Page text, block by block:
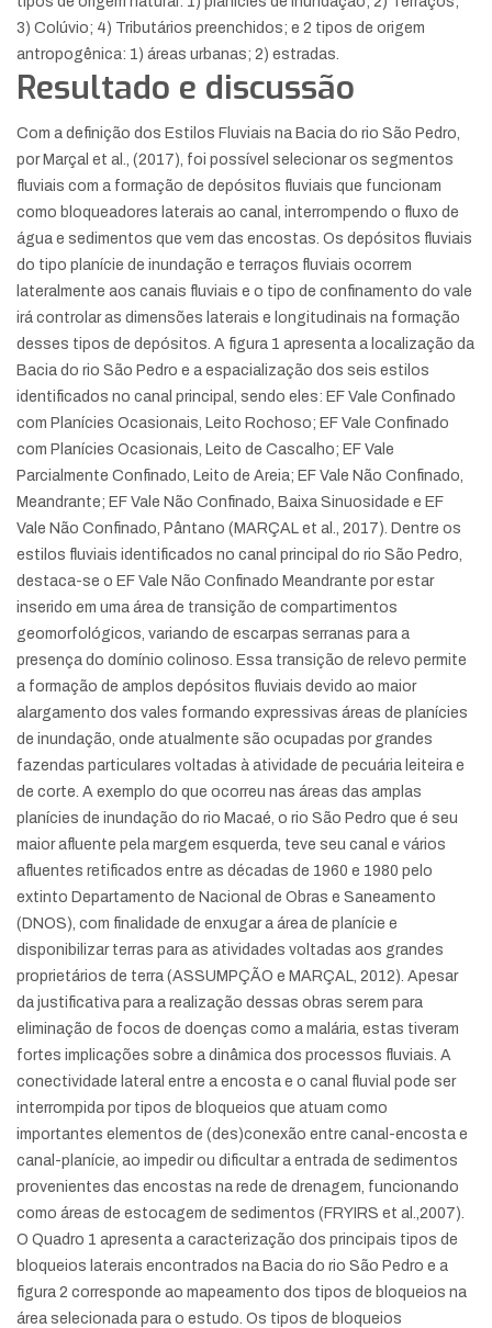
3) Colúvio; 4) Tributários preenchidos; e 2 tipos de origem
antropogênica: 1) áreas urbanas; 2) estradas.
Resultado e discussão
Com a definição dos Estilos Fluviais na Bacia do rio São Pedro,
por Marçal et al., (2017), foi possível selecionar os segmentos
fluviais com a formação de depósitos fluviais que funcionam
como bloqueadores laterais ao canal, interrompendo o fluxo de
água e sedimentos que vem das encostas. Os depósitos fluviais
do tipo planície de inundação e terraços fluviais ocorrem
lateralmente aos canais fluviais e o tipo de confinamento do vale
irá controlar as dimensões laterais e longitudinais na formação
desses tipos de depósitos. A figura 1 apresenta a localização da
Bacia do rio São Pedro e a espacialização dos seis estilos
identificados no canal principal, sendo eles: EF Vale Confinado
com Planícies Ocasionais, Leito Rochoso; EF Vale Confinado
com Planícies Ocasionais, Leito de Cascalho; EF Vale
Parcialmente Confinado, Leito de Areia; EF Vale Não Confinado,
Meandrante; EF Vale Não Confinado, Baixa Sinuosidade e EF
Vale Não Confinado, Pântano (MARÇAL et al., 2017). Dentre os
estilos fluviais identificados no canal principal do rio São Pedro,
destaca-se o EF Vale Não Confinado Meandrante por estar
inserido em uma área de transição de compartimentos
geomorfológicos, variando de escarpas serranas para a
presença do domínio colinoso. Essa transição de relevo permite
a formação de amplos depósitos fluviais devido ao maior
alargamento dos vales formando expressivas áreas de planícies
de inundação, onde atualmente são ocupadas por grandes
fazendas particulares voltadas à atividade de pecuária leiteira e
de corte. A exemplo do que ocorreu nas áreas das amplas
planícies de inundação do rio Macaé, o rio São Pedro que é seu
maior afluente pela margem esquerda, teve seu canal e vários
afluentes retificados entre as décadas de 1960 e 1980 pelo
extinto Departamento de Nacional de Obras e Saneamento
(DNOS), com finalidade de enxugar a área de planície e
disponibilizar terras para as atividades voltadas aos grandes
proprietários de terra (ASSUMPÇÃO e MARÇAL, 2012). Apesar
da justificativa para a realização dessas obras serem para
eliminação de focos de doenças como a malária, estas tiveram
fortes implicações sobre a dinâmica dos processos fluviais. A
conectividade lateral entre a encosta e o canal fluvial pode ser
interrompida por tipos de bloqueios que atuam como
importantes elementos de (des)conexão entre canal-encosta e
canal-planície, ao impedir ou dificultar a entrada de sedimentos
provenientes das encostas na rede de drenagem, funcionando
como áreas de estocagem de sedimentos (FRYIRS et al.,2007).
O Quadro 1 apresenta a caracterização dos principais tipos de
bloqueios laterais encontrados na Bacia do rio São Pedro e a
figura 2 corresponde ao mapeamento dos tipos de bloqueios na
área selecionada para o estudo. Os tipos de bloqueios